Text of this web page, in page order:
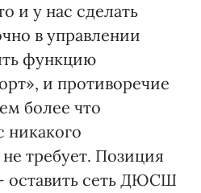
и у нас сделать
в управлении
функцию
и противоречие
более что
требует. Позиция
оставить сеть ДЮСШ